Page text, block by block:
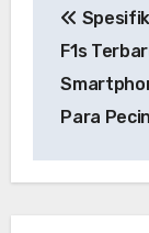
pos
F1s
Para